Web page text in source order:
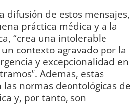
difusión de estos mensajes,
práctica médica y a la
“crea una intolerable
contexto agravado por la
y excepcionalidad en
Además, estas
las normas deontológicas de
y, por tanto, son